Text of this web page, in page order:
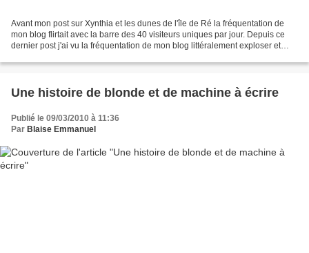
Avant mon post sur Xynthia et les dunes de l'île de Ré la fréquentation de
mon blog flirtait avec la barre des 40 visiteurs uniques par jour. Depuis ce
dernier post j'ai vu la fréquentation de mon blog littéralement exploser et
Une histoire de blonde et de machine à écrire
Publié le 09/03/2010 à 11:36
Par Blaise Emmanuel